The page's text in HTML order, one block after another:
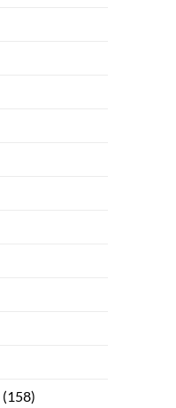
(158)